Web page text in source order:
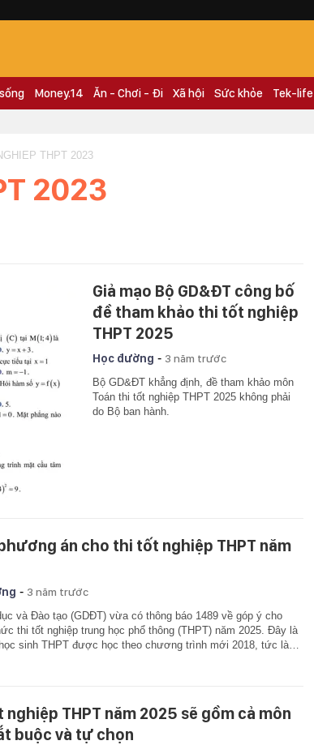
Money.14 Ăn - Chơi - Đi Xã hội Sức khỏe Tek-life
THPT 2023
2023
Giả mạo Bộ GD&ĐT công bố
đề tham khảo thi tốt nghiệp
THPT 2025
Học đường - 3 năm trước
Bộ GD&ĐT khẳng định, đề tham khảo môn
Toán thi tốt nghiệp THPT 2025 không phải
do Bộ ban hành.
án cho thi tốt nghiệp THPT năm
- 3 năm trước
và Đào tạo (GDĐT) vừa có thông báo 1489 về góp ý cho
thi tốt nghiệp trung học phổ thông (THPT) năm 2025. Đây là
sinh THPT được học theo chương trình mới 2018, tức là…
nghiệp THPT năm 2025 sẽ gồm cả môn
buộc và tự chọn